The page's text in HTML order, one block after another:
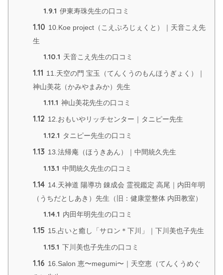
1.9.1 伊東寿珠先生の口コミ
1.10 10.Koe project（こえぷろじぇくと）｜天音こえ先
生
1.10.1 天音こえ先生の口コミ
1.11 11.天空の門 宝玉（てんくうのもんほうぎょく）｜
神山美花（かみやまみか）先生
1.11.1 神山美花先生の口コミ
1.12 12.おもいやリッチセンター｜タニピー先生
1.12.1 タニピー先生の口コミ
1.13 13.法帰庵（ほうきあん）｜中間統久先生
1.13.1 中間統久先生の口コミ
1.14 14.天神道 陽導功 錬成会 霊視鑑定 高尾｜内田年明
（うちだとしあき）先生（旧：健康堂整体 内田教室）
1.14.1 内田年明先生の口コミ
1.15 15.占いと癒し「サロン＊下川」｜下川美也子先生
1.15.1 下川美也子先生の口コミ
1.16 16.Salon 恵〜megumi〜｜天空恵（てんくうめぐ